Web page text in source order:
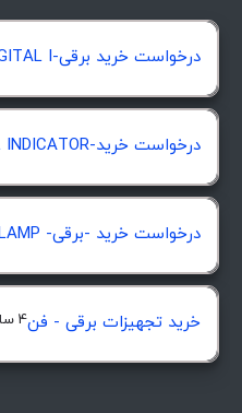
درخواست خرید برقی-DIGITAL I
درخواست خرید-DIGITAL INDICATOR
درخواست خرید -برقی- FLUORESCENT LAMP
خرید تجهیزات برقی - فن4 سال پیش